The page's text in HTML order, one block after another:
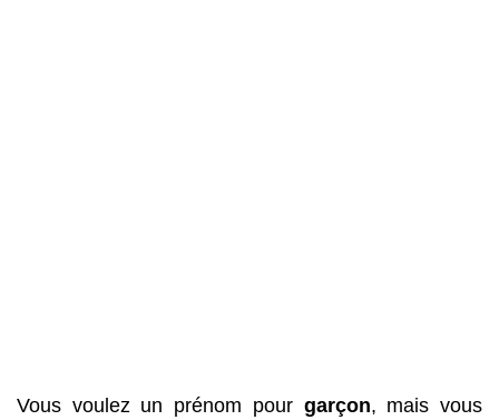
Vous voulez un prénom pour garçon, mais vous